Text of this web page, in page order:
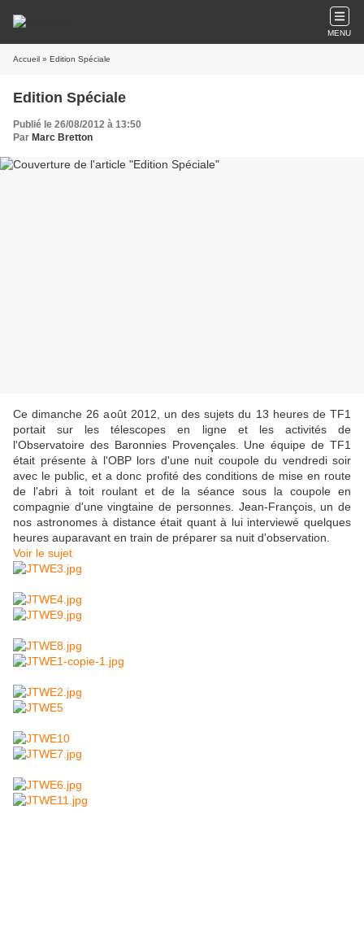
MENU
Accueil » Edition Spéciale
Edition Spéciale
Publié le 26/08/2012 à 13:50
Par Marc Bretton
Ce dimanche 26 août 2012, un des sujets du 13 heures de TF1
portait sur les télescopes en ligne et les activités de
l'Observatoire des Baronnies Provençales. Une équipe de TF1
était présente à l'OBP lors d'une nuit coupole du vendredi soir
avec le public, et a donc profité des conditions de mise en route
de l'abri à toit roulant et de la séance sous la coupole en
compagnie d'une vingtaine de personnes. Jean-François, un de
nos astronomes à distance était quant à lui interviewé quelques
heures auparavant en train de préparer sa nuit d'observation.
Voir le sujet